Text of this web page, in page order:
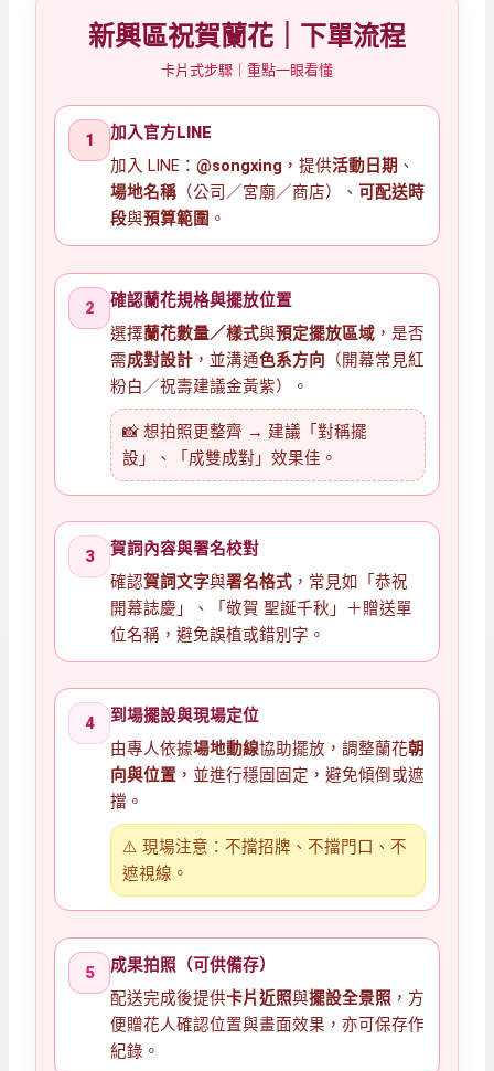
新興區祝賀蘭花｜下單流程
卡片式步驟｜重點一眼看懂
1
加入官方LINE
加入 LINE：@songxing ，提供活動日期 、
場地名稱 （公司／宮廟／商店）、 可配送時
段與預算範圍 。
2
確認蘭花規格與擺放位置
選擇蘭花數量／樣式與預定擺放區域 ，是否
需成對設計 ，並溝通色系方向 （開幕常見紅
粉白／祝壽建議金黃紫）。
📸 想拍照更整齊 → 建議「對稱擺
設」、「成雙成對」效果佳。
3
賀詞內容與署名校對
確認賀詞文字與署名格式 ，常見如「恭祝
開幕誌慶」、「敬賀 聖誕千秋」＋贈送單
位名稱，避免誤植或錯別字。
4
到場擺設與現場定位
由專人依據場地動線協助擺放，調整蘭花朝
向與位置 ，並進行穩固固定，避免傾倒或遮
擋。
⚠️ 現場注意：不擋招牌、不擋門口、不
遮視線。
5
成果拍照（可供備存）
配送完成後提供卡片近照與擺設全景照 ，方
便贈花人確認位置與畫面效果，亦可保存作
紀錄。